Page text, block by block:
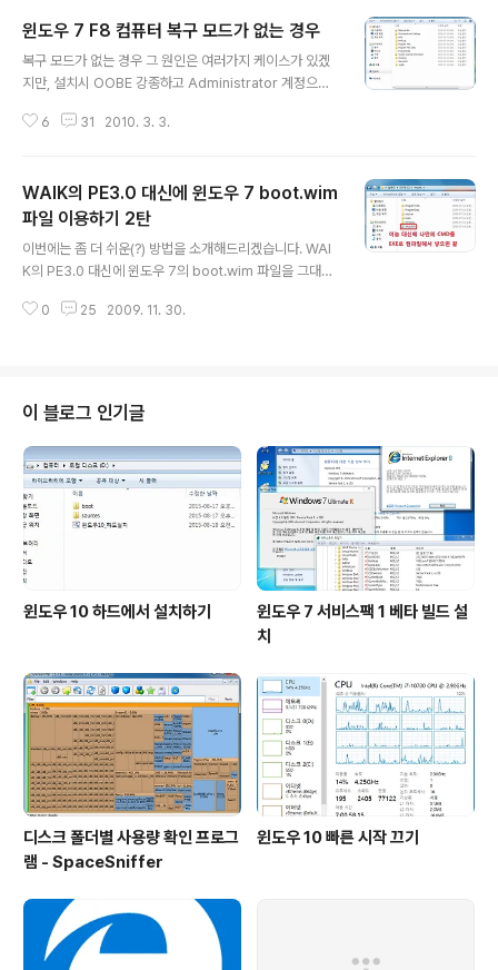
윈도우 7 F8 컴퓨터 복구 모드가 없는 경우
복구 모드가 없는 경우 그 원인은 여러가지 케이스가 있겠
지만, 설치시 OOBE 강종하고 Administrator 계정으로
방법으로 다른 케이스도 해결 될지는 모르겠지만 적어도 O
F8 복구 모드가 없습니다. 그래서 C 드라이브에 Recove
ry 폴더가 없습니다. 생성시키려면 관리자 권한으로 명령
프롬프트를 띄운 다음 아래와 같이 입력합니다. reagentc
/enable 그랬더니 Recovery 폴더가 생성되었고 부팅시
옵션은 reagentc /? 입력해보시면 나오는데..
6 31 2010. 3. 3.
WAIK의 PE3.0 대신에 윈도우 7 boot.wim
파일 이용하기 2탄
이번에는 좀 더 쉬운(?) 방법을 소개해드리겠습니다. WAI
K의 PE3.0 대신에 윈도우 7의 boot.wim 파일을 그대로
대신에 윈도우 7 boot.wim 파일 이용하기 방법은 약간
보지는 않았습니다. 하지만 이번에 Bat To Exe Convert
er - 배치파일을 exe로 변환해주는 툴 글을 소개해드리고
나서 생각해보니 이놈을 여기에 써먹으면 되겠다는 생각이
들었습니다. 방법은 아주 간단합니다. boot.wim 파일의
2번 이미지를 마운트한 다음 SOURCES 폴더 안에 들어
있는..
0 25 2009. 11. 30.
이 블로그 인기글
윈도우 10 하드에서 설치하기
윈도우 7 서비스팩 1 베타 빌드 설
치
디스크 폴더별 사용량 확인 프로그
램 - SpaceSniffer
윈도우 10 빠른 시작 끄기